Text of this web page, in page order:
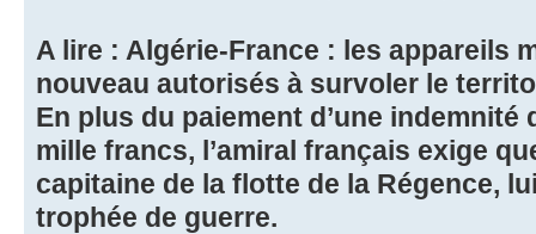
A lire : Algérie-France : les appareils
nouveau autorisés à survoler le
En plus du paiement d’une indemnité
mille francs, l’amiral français exige
capitaine de la flotte de la Régence,
trophée de guerre.